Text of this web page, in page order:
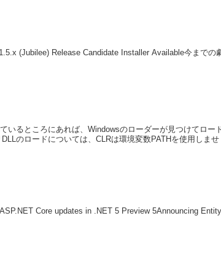
(Jubilee) Release Candidate Installer Available今までの
いるところにあれば、Windowsのローダーが見つけてロー
のロードについては、CLRは環境変数PATHを使用しませ
Core updates in .NET 5 Preview 5Announcing Entity